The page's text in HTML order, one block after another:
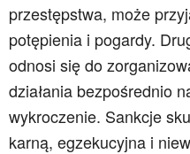
przestępstwa, może
potępienia i pogardy.
odnosi się do
działania bezpośrednio
wykroczenie. Sankcje
karną, egzekucyjna i